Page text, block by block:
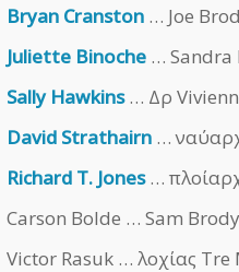
Bryan Cranston … Joe
Juliette Binoche … Sandra
Sally Hawkins… Δρ
David Strathairn …
Richard T. Jones…
Carson Bolde … Sam Brody
Victor Rasuk … λοχίας Tre